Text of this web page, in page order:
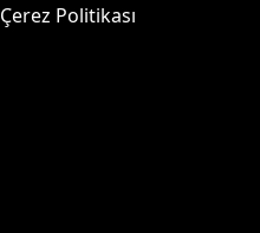
Çerez Politikası